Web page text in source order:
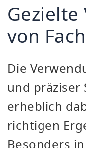
von
Die
und präziser
erheblich
richtigen
Besonders